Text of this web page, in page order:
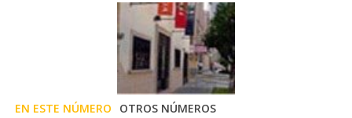
EN ESTE NÚMERO OTROS NÚMEROS